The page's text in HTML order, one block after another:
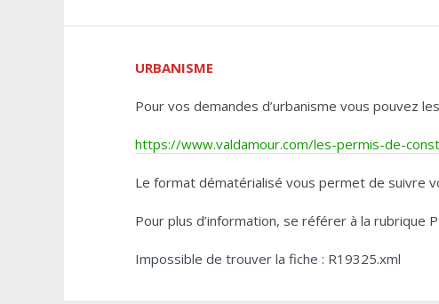
URBANISME
Pour vos demandes d’urbanisme vous pouvez
https://www.valdamour.com/les-permis-de-
Le format dématérialisé vous permet de suivre
Pour plus d’information, se référer à la rubrique
Impossible de trouver la fiche : R19325.xml